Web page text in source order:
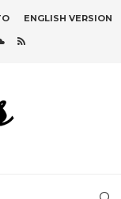
ENGLISH VERSION